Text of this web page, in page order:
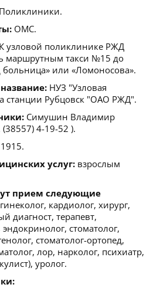
Поликлиники.
ОМС.
К узловой поликлинике РЖД
маршрутным такси №15 до
или «Ломоносова».
НУЗ "Узловая
станции Рубцовск "ОАО РЖД".
Симушин Владимир
4-19-52 ).
1915.
услуг: взрослым
прием следующие
гинеколог, кардиолог, хирург,
диагност, терапевт,
стоматолог,
стоматолог-ортопед,
лор, нарколог, психиатр,
уролог.